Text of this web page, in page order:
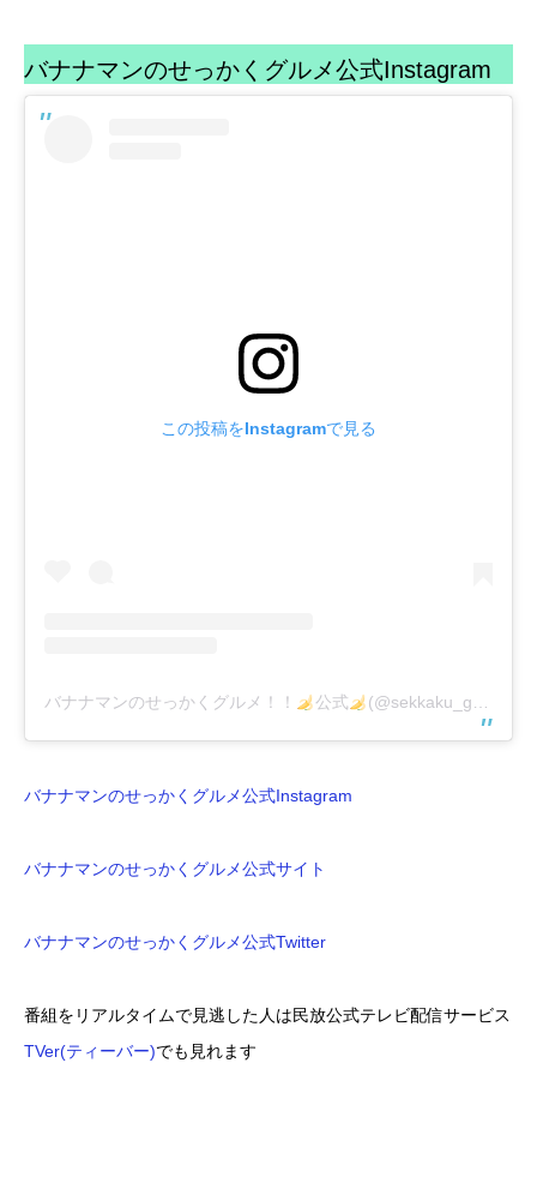
バナナマンのせっかくグルメ公式Instagram
この投稿をInstagramで見る
バナナマンのせっかくグルメ！！ 公式 (@sekkaku_gurume)がシェアした投稿
バナナマンのせっかくグルメ公式Instagram
バナナマンのせっかくグルメ公式サイト
バナナマンのせっかくグルメ公式Twitter
番組をリアルタイムで見逃した人は民放公式テレビ配信サービス
TVer(ティーバー)でも見れます